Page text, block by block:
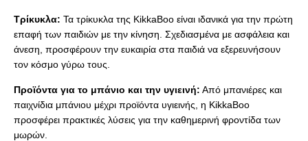
Τρίκυκλα: Τα τρίκυκλα της KikkaBoo είναι ιδανικά για την πρώτη
επαφή των παιδιών με την κίνηση. Σχεδιασμένα με ασφάλεια και
άνεση, προσφέρουν την ευκαιρία στα παιδιά να εξερευνήσουν
τον κόσμο γύρω τους.
Προϊόντα για το μπάνιο και την υγιεινή: Από μπανιέρες και
παιχνίδια μπάνιου μέχρι προϊόντα υγιεινής, η KikkaBoo
προσφέρει πρακτικές λύσεις για την καθημερινή φροντίδα των
μωρών.